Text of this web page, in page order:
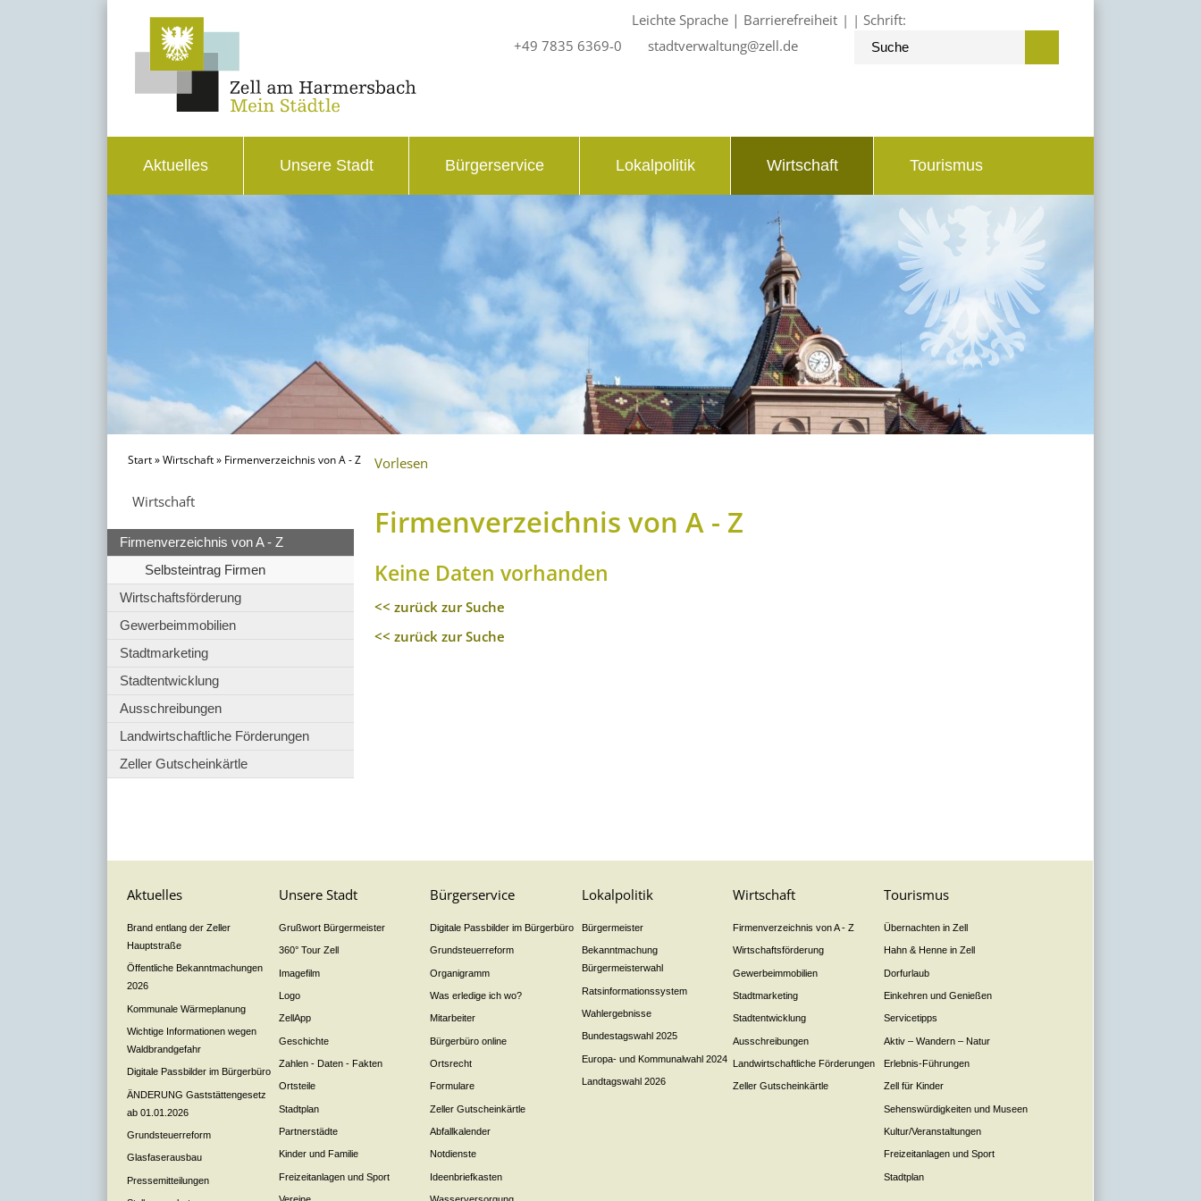
+49 7835 6369-0 stadtverwaltung@zell.de
Leichte Sprache| Barrierefreiheit Schrift:
Aktuelles Unsere Stadt Bürgerservice Lokalpolitik Wirtschaft Tourismus
Start»Wirtschaft» Firmenverzeichnis von A - Z
Wirtschaft
Firmenverzeichnis von A - Z
Selbsteintrag Firmen
Wirtschaftsförderung
Gewerbeimmobilien
Stadtmarketing
Stadtentwicklung
Ausschreibungen
Landwirtschaftliche Förderungen
Zeller Gutscheinkärtle
Vorlesen
Firmenverzeichnis von A - Z
Keine Daten vorhanden
<< zurück zur Suche
<< zurück zur Suche
Aktuelles
Brand entlang der Zeller
Hauptstraße
Öffentliche Bekanntmachungen
2026
Kommunale Wärmeplanung
Wichtige Informationen wegen
Waldbrandgefahr
Digitale Passbilder im Bürgerbüro
ÄNDERUNG Gaststättengesetz
ab 01.01.2026
Grundsteuerreform
Glasfaserausbau
Pressemitteilungen
Unsere Stadt
Grußwort Bürgermeister
360° Tour Zell
Imagefilm
Logo
ZellApp
Geschichte
Zahlen - Daten - Fakten
Ortsteile
Stadtplan
Partnerstädte
Kinder und Familie
Freizeitanlagen und Sport
Bürgerservice
Digitale Passbilder im Bürgerbüro
Grundsteuerreform
Organigramm
Was erledige ich wo?
Mitarbeiter
Bürgerbüro online
Ortsrecht
Formulare
Zeller Gutscheinkärtle
Abfallkalender
Notdienste
Ideenbriefkasten
Lokalpolitik
Bürgermeister
Bekanntmachung
Bürgermeisterwahl
Ratsinformationssystem
Wahlergebnisse
Bundestagswahl 2025
Europa- und Kommunalwahl 2024
Landtagswahl 2026
Wirtschaft
Firmenverzeichnis von A - Z
Wirtschaftsförderung
Gewerbeimmobilien
Stadtmarketing
Stadtentwicklung
Ausschreibungen
Landwirtschaftliche Förderungen
Zeller Gutscheinkärtle
Tourismus
Übernachten in Zell
Hahn & Henne in Zell
Dorfurlaub
Einkehren und Genießen
Servicetipps
Aktiv – Wandern – Natur
Erlebnis-Führungen
Zell für Kinder
Sehenswürdigkeiten und Museen
Kultur/Veranstaltungen
Freizeitanlagen und Sport
Stadtplan